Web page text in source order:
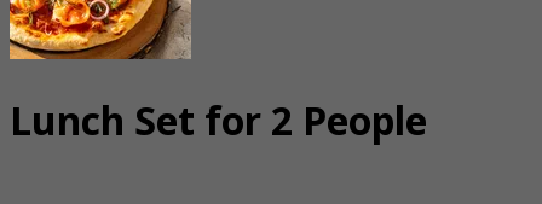
Lunch Set for 2 People